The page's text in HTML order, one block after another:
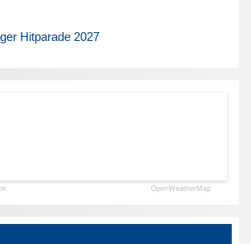
Hitparade 2027
OpenWeatherMap